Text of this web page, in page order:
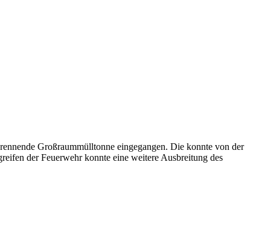
Großraummülltonne eingegangen. Die konnte von der
der Feuerwehr konnte eine weitere Ausbreitung des